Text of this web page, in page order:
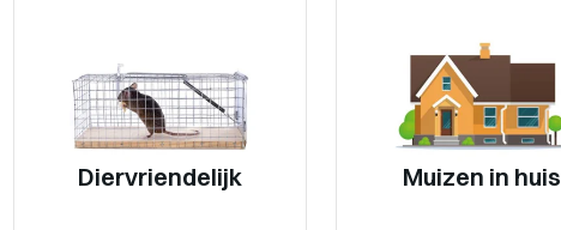
Diervriendelijk Muizen in huis